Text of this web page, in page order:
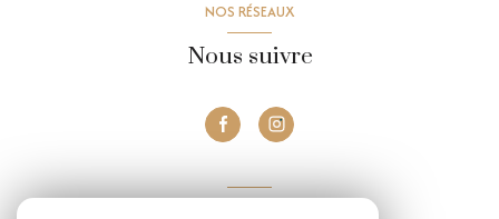
NOS RÉSEAUX
Nous suivre